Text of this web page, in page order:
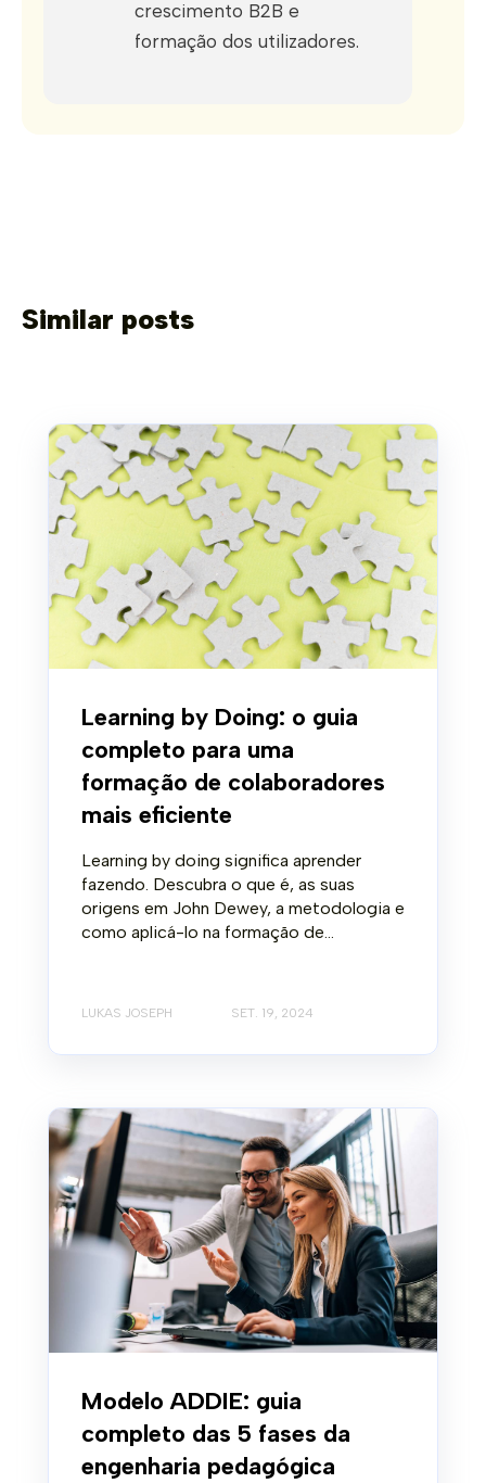
crescimento B2B e
formação dos utilizadores.
Similar posts
Learning by Doing: o guia
completo para uma
formação de colaboradores
mais eficiente
Learning by doing significa aprender
fazendo. Descubra o que é, as suas
origens em John Dewey, a metodologia e
como aplicá-lo na formação de...
LUKAS JOSEPH SET. 19, 2024
Modelo ADDIE: guia
completo das 5 fases da
engenharia pedagógica